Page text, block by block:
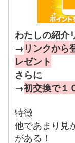
わたしの紹介
→ リンクから
レゼント
さらに
→初交換で１
特徴
他であまり見
がある！